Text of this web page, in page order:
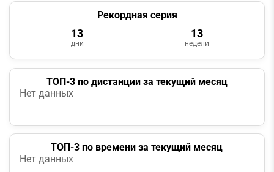
Рекордная серия
13
дни
13
недели
ТОП-3 по дистанции за текущий месяц
Нет данных
ТОП-3 по времени за текущий месяц
Нет данных